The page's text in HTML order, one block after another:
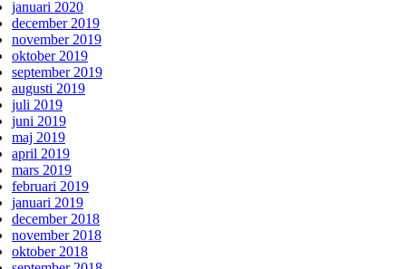
januari 2020
december 2019
november 2019
oktober 2019
september 2019
augusti 2019
juli 2019
juni 2019
maj 2019
april 2019
mars 2019
februari 2019
januari 2019
december 2018
november 2018
oktober 2018